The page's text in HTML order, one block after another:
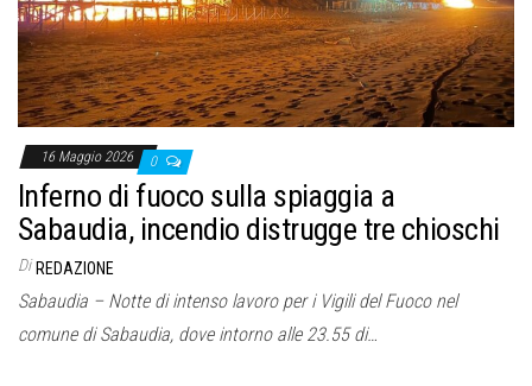
e
16 Maggio 2026 0
Inferno di fuoco sulla spiaggia a
Sabaudia, incendio distrugge tre chioschi
Di REDAZIONE
Sabaudia – Notte di intenso lavoro per i Vigili del Fuoco nel
comune di Sabaudia, dove intorno alle 23.55 di…